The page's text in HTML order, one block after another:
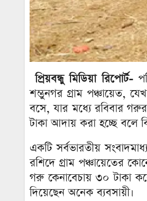
প্রিয়বন্ধু মিডিয়া রিপোর্ট-
শম্ভুনগর গ্রাম পঞ্চায়েত,
বসে, যার মধ্যে রবিবার
টাকা আদায় করা হচ্ছে বলে
একটি সর্বভারতীয়
রশিদে গ্রাম পঞ্চায়েতের
গরু কেনাবেচায় ৩০ টাকা
দিয়েছেন অনেক ব্যবসায়ী।